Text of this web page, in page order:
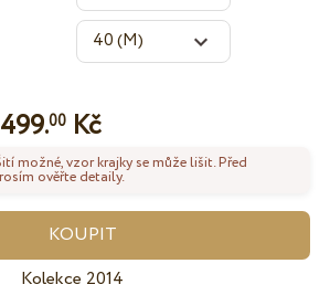
00Kč
možné, vzor krajky se může lišit. Před
ověřte detaily.
Kolekce 2014